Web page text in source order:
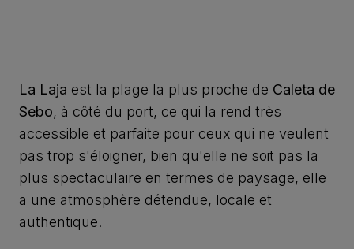
La Laja est la plage la plus proche de Caleta de
Sebo, à côté du port, ce qui la rend très
accessible et parfaite pour ceux qui ne veulent
pas trop s'éloigner, bien qu'elle ne soit pas la
plus spectaculaire en termes de paysage, elle
a une atmosphère détendue, locale et
authentique.